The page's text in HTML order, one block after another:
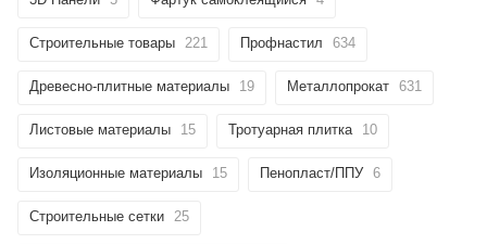
Строительные товары 221 Профнастил 634
Древесно-плитные материалы 19 Металлопрокат 631
Листовые материалы 15 Тротуарная плитка 10
Изоляционные материалы 15 Пенопласт/ППУ 6
Строительные сетки 25